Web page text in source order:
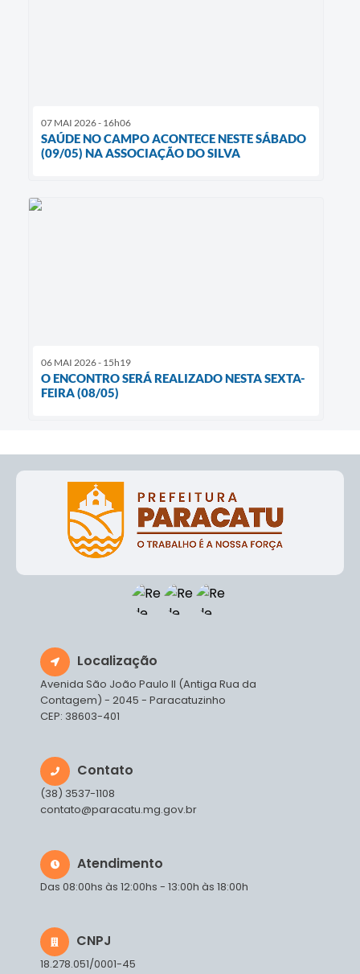
07 MAI 2026 - 16h06
SAÚDE NO CAMPO ACONTECE NESTE SÁBADO
(09/05) NA ASSOCIAÇÃO DO SILVA
06 MAI 2026 - 15h19
O ENCONTRO SERÁ REALIZADO NESTA SEXTA-
FEIRA (08/05)
Localização
Avenida São João Paulo II (Antiga Rua da
Contagem) - 2045 - Paracatuzinho
CEP: 38603-401
Contato
(38) 3537-1108
contato@paracatu.mg.gov.br
Atendimento
Das 08:00hs às 12:00hs - 13:00h às 18:00h
CNPJ
18.278.051/0001-45